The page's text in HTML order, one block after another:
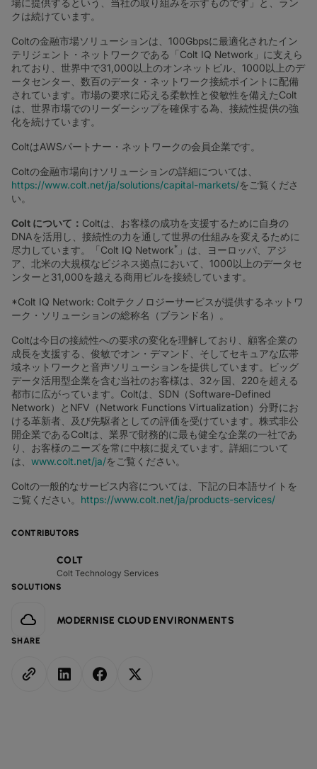
CONTRIBUTORS
COLT
Colt Technology Services
SOLUTIONS
MODERNISE CLOUD ENVIRONMENTS
SHARE
場に提供するという、当社の取り組みを示すものです」と、ラン
クは続けています。
Coltの金融市場ソリューションは、100Gbpsに最適化されたイン
テリジェント・ネットワークである「Colt IQ Network」に支えら
れており、世界中で31,000以上のオンネットビル、1000以上のデ
ータセンター、数百のデータ・ネットワーク接続ポイントに配備
されています。市場の要求に応える柔軟性と俊敏性を備えたColt
は、世界市場でのリーダーシップを確保する為、接続性提供の強
化を続けています。
ColtはAWSパートナー・ネットワークの会員企業です。
Coltの金融市場向けソリューションの詳細については、
https://www.colt.net/ja/solutions/capital-markets/をご覧くださ
い。
Colt について： Coltは、お客様の成功を支援するために自身の
DNAを活用し、接続性の力を通して世界の仕組みを変えるために
尽力しています。「Colt IQ Network* 」は、ヨーロッパ、アジ
ア、北米の大規模なビジネス拠点において、1000以上のデータセ
ンターと31,000を越える商用ビルを接続しています。
*Colt IQ Network: Coltテクノロジーサービスが提供するネットワ
ーク・ソリューションの総称名（ブランド名）。
Coltは今日の接続性への要求の変化を理解しており、顧客企業の
成長を支援する、俊敏でオン・デマンド、そしてセキュアな広帯
域ネットワークと音声ソリューションを提供しています。ビッグ
データ活用型企業を含む当社のお客様は、32ヶ国、220を超える
都市に広がっています。Coltは、SDN（Software-Defined
Network）とNFV（Network Functions Virtualization）分野にお
ける革新者、及び先駆者としての評価を受けています。株式非公
開企業であるColtは、業界で財務的に最も健全な企業の一社であ
り、お客様のニーズを常に中核に捉えています。詳細について
は、 www.colt.net/ja/をご覧ください。
Coltの一般的なサービス内容については、下記の日本語サイトを
ご覧ください。 https://www.colt.net/ja/products-services/